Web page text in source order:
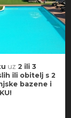
uz 2 ili 3
ili obitelj s 2
bazene i